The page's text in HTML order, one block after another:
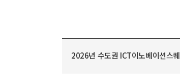
2026년 수도권 ICT이노베이션스